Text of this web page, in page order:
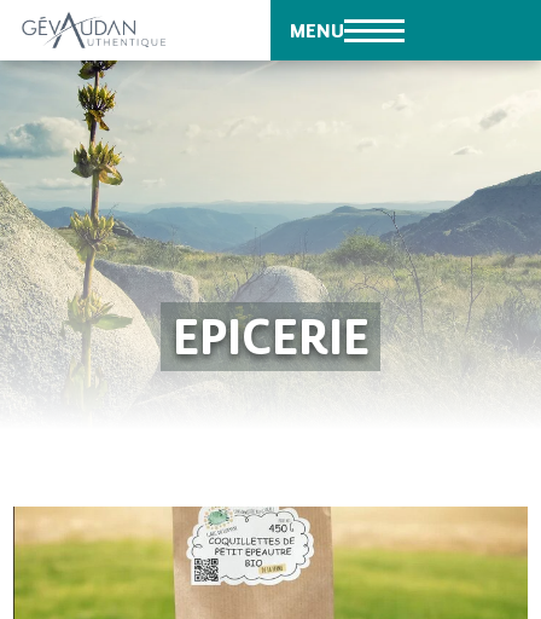
MENU
EPICERIE